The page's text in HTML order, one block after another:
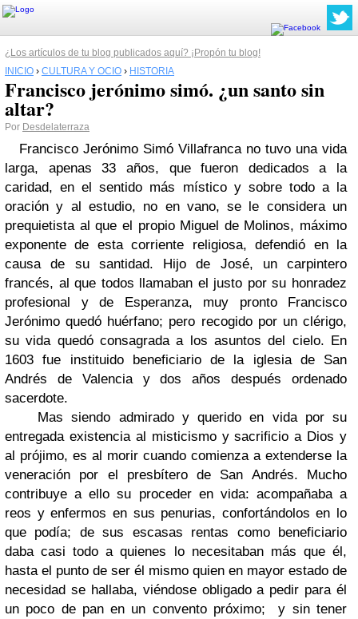
¿Los artículos de tu blog publicados aquí? ¡Propón tu blog!
INICIO › CULTURA Y OCIO › HISTORIA
Francisco jerónimo simó. ¿un santo sin
altar?
Por Desdelaterraza
Francisco Jerónimo Simó Villafranca no tuvo una vida
larga, apenas 33 años, que fueron dedicados a la
caridad, en el sentido más místico y sobre todo a la
oración y al estudio, no en vano, se le considera un
prequietista al que el propio Miguel de Molinos, máximo
exponente de esta corriente religiosa, defendió en la
causa de su santidad. Hijo de José, un carpintero
francés, al que todos llamaban el justo por su honradez
profesional y de Esperanza, muy pronto Francisco
Jerónimo quedó huérfano; pero recogido por un clérigo,
su vida quedó consagrada a los asuntos del cielo. En
1603 fue instituido beneficiario de la iglesia de San
Andrés de Valencia y dos años después ordenado
sacerdote.
Mas siendo admirado y querido en vida por su
entregada existencia al misticismo y sacrificio a Dios y
al prójimo, es al morir cuando comienza a extenderse la
veneración por el presbítero de San Andrés. Mucho
contribuye a ello su proceder en vida: acompañaba a
reos y enfermos en sus penurias, confortándolos en lo
que podía; de sus escasas rentas como beneficiario
daba casi todo a quienes lo necesitaban más que él,
hasta el punto de ser él mismo quien en mayor estado de
necesidad se hallaba, viéndose obligado a pedir para él
un poco de pan en un convento próximo; y sin tener